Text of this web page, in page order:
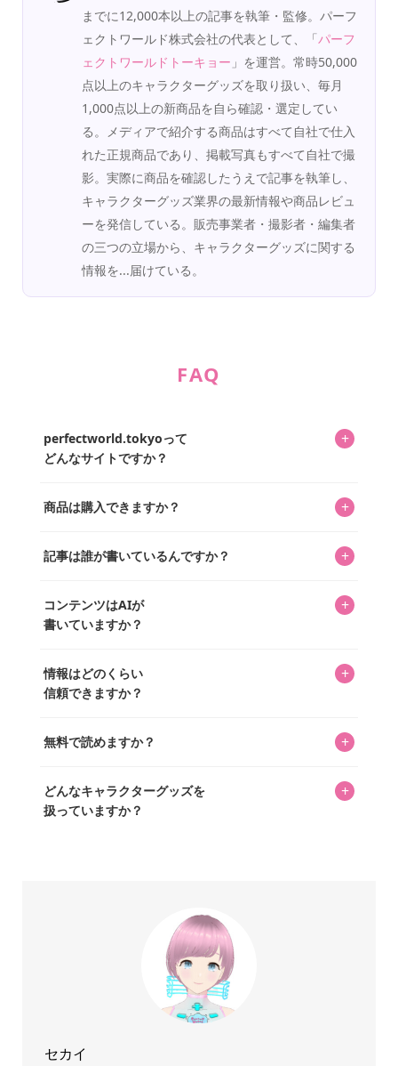
までに12,000本以上の記事を執筆・監修。パーフ
ェクトワールド株式会社の代表として、「パーフ
ェクトワールドトーキョー 」を運営。常時50,000
点以上のキャラクターグッズを取り扱い、毎月
1,000点以上の新商品を自ら確認・選定してい
る。メディアで紹介する商品はすべて自社で仕入
れた正規商品であり、掲載写真もすべて自社で撮
影。実際に商品を確認したうえで記事を執筆し、
キャラクターグッズ業界の最新情報や商品レビュ
ーを発信している。販売事業者・撮影者・編集者
の三つの立場から、キャラクターグッズに関する
情報を...届けている。
FAQ
perfectworld.tokyoって
どんなサイトですか？
+
ってもらうニュースサイトです。運営はキャラグッズコレ
を中心に行われており、私たちは実際に40,000種のキャラグ
商品は購入できますか？ +
「perfectworld.shop」で、ほとんど全てのアイテムを購
があり、そこからジャンプできます。
記事は誰が書いているんですか？ +
ています。記事内の99%を超えるほぼすべての写真も、1枚
ずつ心を込めて自分たちで撮影したものです。さらに、10
ッズを収集し、月に1,000点の新商品を選定・購入する編集
長KOSが全記事を監修しています。
コンテンツはAIが
書いていますか？
+
書いています。AIは使用していません。編集長KOSが最終確
認を行い、手動で更新しています。
情報はどのくらい
信頼できますか？
+
いをお届けすることは保証します。なお、記事内に価格は
め、正確な情報をお伝えできないからです。
無料で読めますか？ +
どんなキャラクターグッズを
扱っていますか？
+
ーをいち早く皆さんにお届けすることも、私たちの使命の
セカイ